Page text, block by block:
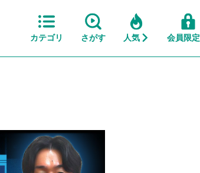
カテゴリ さがす 人気 会員限定